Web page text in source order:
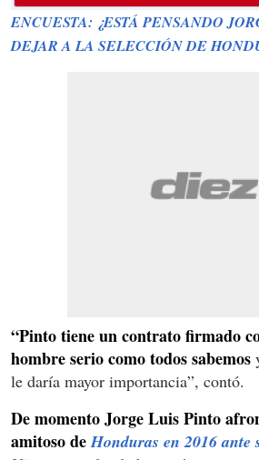
ENCUESTA: ¿ESTÁ PENSANDO
DEJAR A LA SELECCIÓN DE
“Pinto tiene un contrato firmado
hombre serio como todos sabemos
le daría mayor importancia”, contó.
De momento Jorge Luis Pinto
amitoso deHonduras en 2016 ante